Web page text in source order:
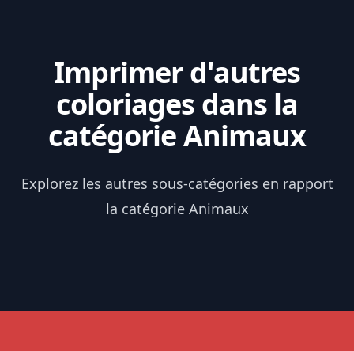
Imprimer d'autres
coloriages dans la
catégorie Animaux
Explorez les autres sous-catégories en rapport
la catégorie Animaux